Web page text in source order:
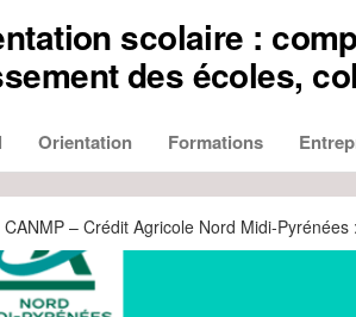
scolaire :
des écoles,
Orientation Formations
CANMP – Crédit Agricole Nord Midi-